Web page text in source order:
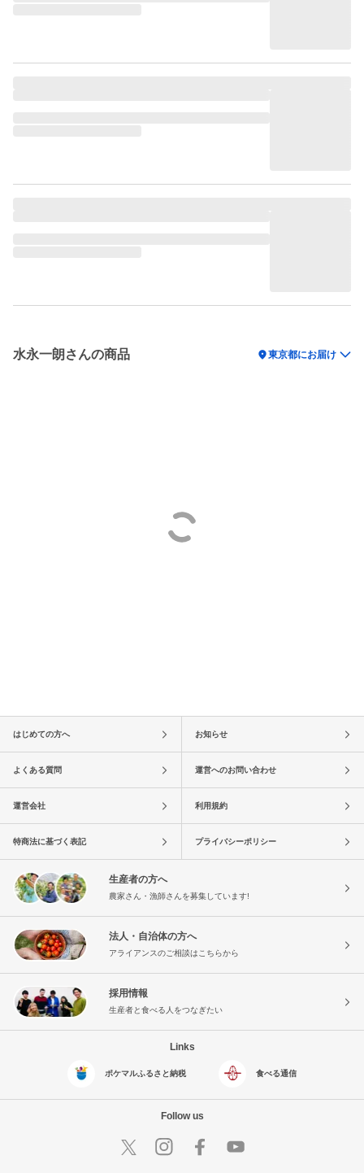
水永一朗さんの商品 location_on東京都にお届け
はじめての方へ お知らせ
よくある質問 運営へのお問い合わせ
運営会社 利用規約
特商法に基づく表記 プライバシーポリシー
生産者の方へ
農家さん・漁師さんを募集しています!
法人・自治体の方へ
アライアンスのご相談はこちらから
採用情報
生産者と食べる人をつなぎたい
Links
ポケマルふるさと納税 食べる通信
Follow us